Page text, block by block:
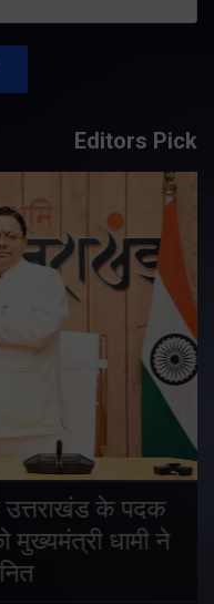
Editors Pick
के पदक
मुख्यमंत्री धामी ने